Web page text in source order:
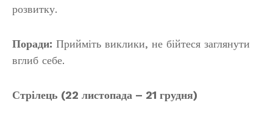
розвитку.
Поради: Прийміть виклики, не бійтеся заглянути
вглиб себе.
Стрілець (22 листопада – 21 грудня)